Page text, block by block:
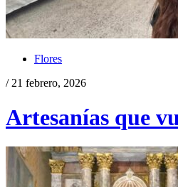
Flores
/ 21 febrero, 2026
Artesanías que